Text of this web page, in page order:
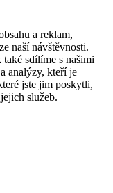
a reklam,
naší návštěvnosti.
sdílíme s našimi
analýzy, kteří je
jste jim poskytli,
služeb.